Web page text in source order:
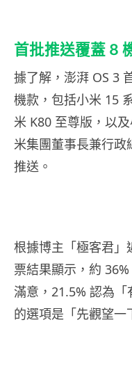
首批推送覆蓋 8
據了解，澎湃 OS 3
機款，包括小米 15
米 K80 至尊版，以
米集團董事長兼行政
推送。
根據博主「極客君」
票結果顯示，約
滿意，21.5% 認為
的選項是「先觀望一